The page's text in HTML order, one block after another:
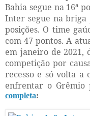
Bahia segue na 16ª
Inter segue na
posições. O time
com 47 pontos.A
em janeiro de 2021,
competição por
recesso e só volta
enfrentar o Grêmio
completa: